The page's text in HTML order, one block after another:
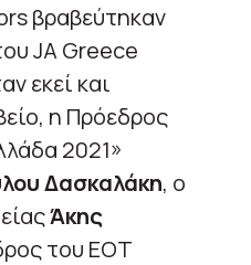
βραβεύτηκαν
JA Greece
εκεί και
η Πρόεδρος
2021»
Δασκαλάκη, ο
Άκης
του ΕΟΤ